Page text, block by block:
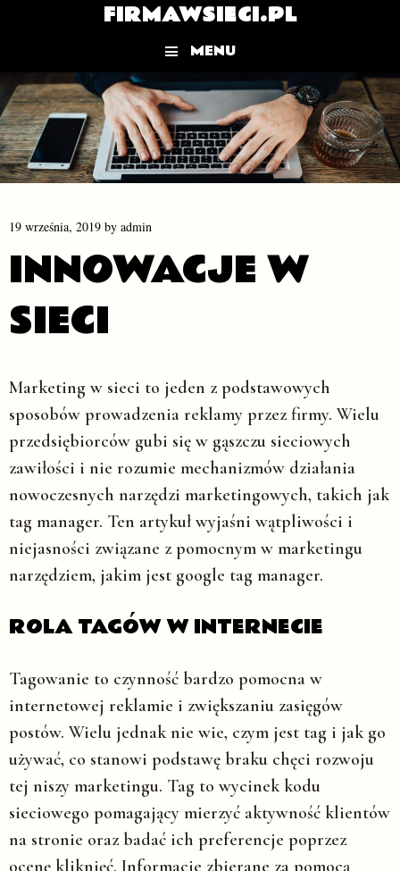
FIRMAWSIECI.PL
MENU
Skip to content
19 września, 2019 by admin
INNOWACJE W
SIECI
Marketing w sieci to jeden z podstawowych
sposobów prowadzenia reklamy przez firmy. Wielu
przedsiębiorców gubi się w gąszczu sieciowych
zawiłości i nie rozumie mechanizmów działania
nowoczesnych narzędzi marketingowych, takich jak
tag manager. Ten artykuł wyjaśni wątpliwości i
niejasności związane z pomocnym w marketingu
narzędziem, jakim jest google tag manager.
ROLA TAGÓW W INTERNECIE
Tagowanie to czynność bardzo pomocna w
internetowej reklamie i zwiększaniu zasięgów
postów. Wielu jednak nie wie, czym jest tag i jak go
używać, co stanowi podstawę braku chęci rozwoju
tej niszy marketingu. Tag to wycinek kodu
sieciowego pomagający mierzyć aktywność klientów
na stronie oraz badać ich preferencje poprzez
ocenę kliknięć. Informacje zbierane za pomocą